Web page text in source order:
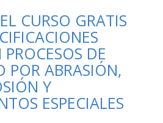
CURSO GRATIS
DE
POR ABRASIÓN,
Y
ESPECIALES